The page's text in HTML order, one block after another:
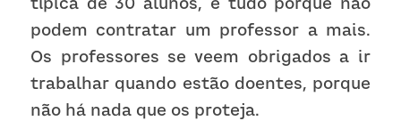
podem contratar um professor a mais.
Os professores se veem obrigados a ir
trabalhar quando estão doentes, porque
não há nada que os proteja.